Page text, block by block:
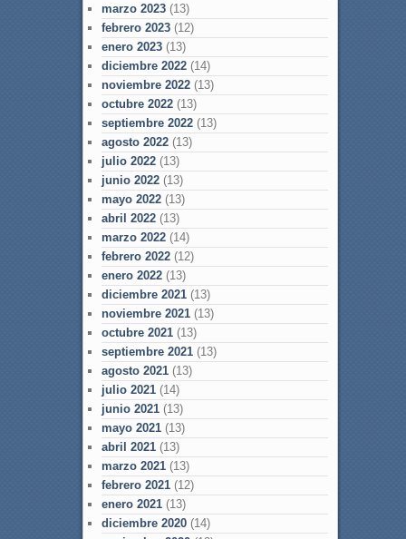
marzo 2023(13)
febrero 2023(12)
enero 2023(13)
diciembre 2022(14)
noviembre 2022(13)
octubre 2022(13)
septiembre 2022(13)
agosto 2022(13)
julio 2022(13)
junio 2022(13)
mayo 2022(13)
abril 2022(13)
marzo 2022(14)
febrero 2022(12)
enero 2022(13)
diciembre 2021(13)
noviembre 2021(13)
octubre 2021(13)
septiembre 2021(13)
agosto 2021(13)
julio 2021(14)
junio 2021(13)
mayo 2021(13)
abril 2021(13)
marzo 2021(13)
febrero 2021(12)
enero 2021(13)
diciembre 2020(14)